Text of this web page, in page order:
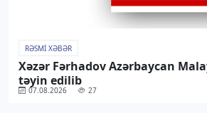
RƏSMI XƏBƏR
Xəzər Fərhadov Azərbaycan
təyin edilib
07.08.2026 27